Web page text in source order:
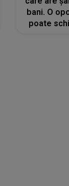
bani. O
poate